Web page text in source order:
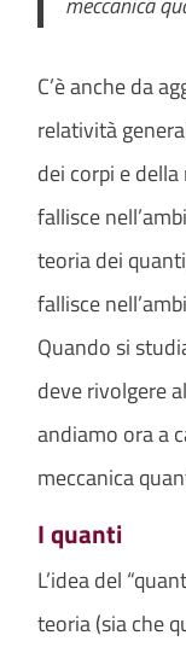
C’è anche da
relatività
dei corpi e
fallisce
teoria dei
fallisce
Quando si
deve rivolgere
andiamo ora a
meccanica
I quanti
L’idea del
teoria (sia che